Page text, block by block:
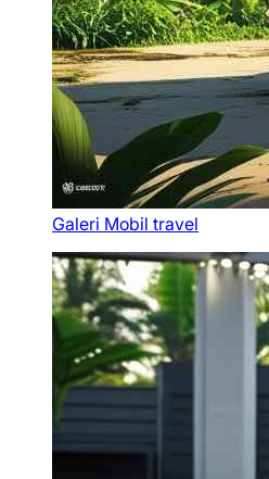
Galeri Mobil travel